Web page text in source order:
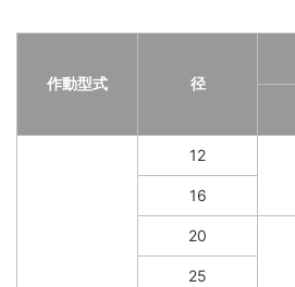
作動型式
径
12
16
20
25